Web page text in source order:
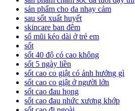
sản phẩm cho da nhạy cảm
sau sốt xuất huyết
skincare ban đêm
sổ mũi kéo dài ở trẻ em
sốt
sốt 40 độ có cao không
sốt 5 ngày liền
sốt cao co giật có ảnh hưởng gì
sốt cao co giật ở người lớn
sốt cao đau họng
sốt cao đau nhức xương khớp